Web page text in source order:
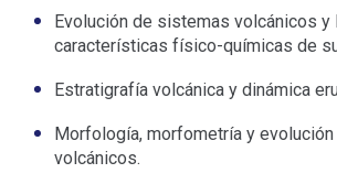
Evolución de sistemas volcánicos y
características físico-químicas de
Estratigrafía volcánica y dinámica
Morfología, morfometría y
volcánicos.